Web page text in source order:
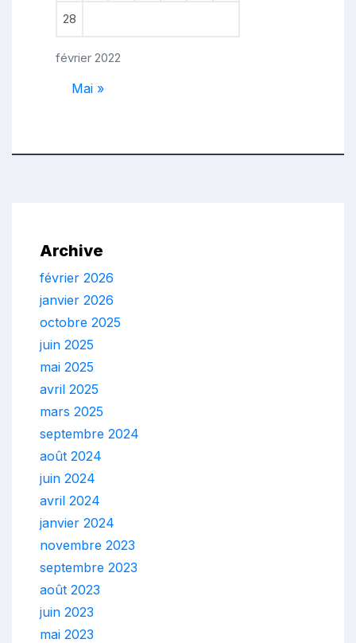
février 2022
28
Mai »
Archive
février 2026
janvier 2026
octobre 2025
juin 2025
mai 2025
avril 2025
mars 2025
septembre 2024
août 2024
juin 2024
avril 2024
janvier 2024
novembre 2023
septembre 2023
août 2023
juin 2023
mai 2023